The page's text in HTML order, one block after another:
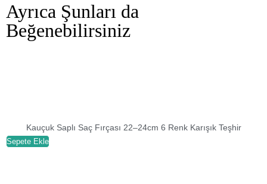
Ayrıca Şunları da
Beğenebilirsiniz
Kauçuk Saplı Saç Fırçası 22–24cm 6 Renk Karışık Teşhir
Sepete Ekle